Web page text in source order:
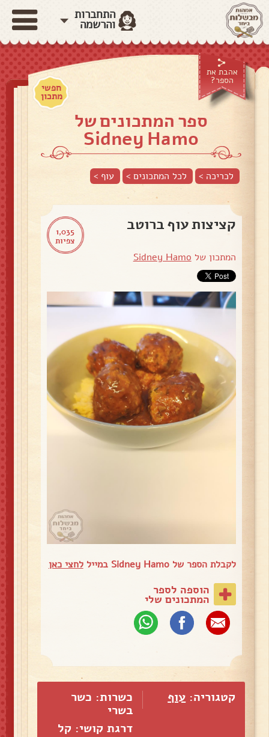
התחברות
והרשמה
אהבת את
הספר?
חפשי
מתכון
ספר המתכונים של
Sidney Hamo
לכריכה > לכל המתכונים > עוף >
1,035
צפיות
קציצות עוף ברוטב
המתכון של Sidney Hamo
לקבלת הספר של Sidney Hamo במייל לחצי כאן
הוספה לספר
המתכונים שלי
קטגוריה: עוף
כשרות: כשר
בשרי
דרגת קושי: קל